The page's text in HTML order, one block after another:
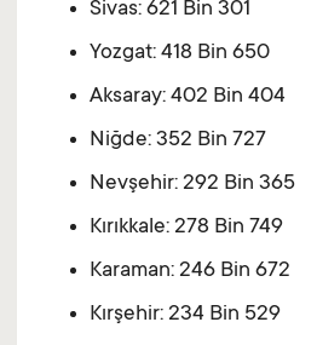
Sivas: 621 Bin 301
Yozgat: 418 Bin 650
Aksaray: 402 Bin 404
Niğde: 352 Bin 727
Nevşehir: 292 Bin 365
Kırıkkale: 278 Bin 749
Karaman: 246 Bin 672
Kırşehir: 234 Bin 529